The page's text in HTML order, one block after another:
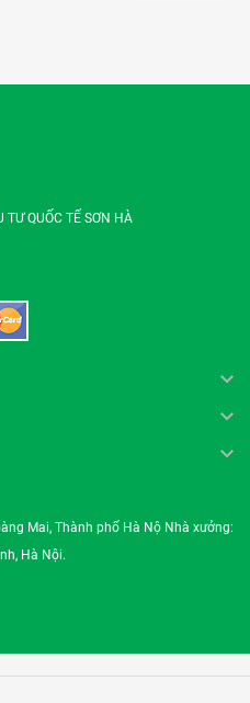
TƯ QUỐC TẾ SƠN HÀ
Mai, Thành phố Hà Nộ Nhà xưởng:
Hà Nội.